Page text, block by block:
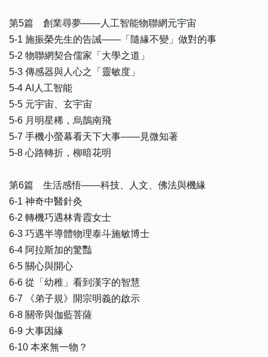
第5篇 創業尋夢——人工智能物聯網元宇宙
5-1 施振榮先生的告誡——「隨緣不變」做對的事
5-2 物聯網契合儒家「大學之道」
5-3 傳感器與人心之「靈敏度」
5-4 AI人工智能
5-5 元宇宙、玄宇宙
5-6 月明星稀，烏鵲南飛
5-7 手機小螢幕看天下大事——見微知著
5-8 心路轉折，柳暗花明
第6篇 生活感悟——科技、人文、佛法與機緣
6-1 神奇中醫針灸
6-2 轉機巧遇林青霞女士
6-3 巧遇半導體物理泰斗施敏博士
6-4 阿拉斯加的驚豔
6-5 關心與開心
6-6 從「幼稚」看到漢字的智慧
6-7 《弟子規》開宗明義的啟示
6-8 關帝與伽藍菩薩
6-9 大事因緣
6-10 本來無一物？